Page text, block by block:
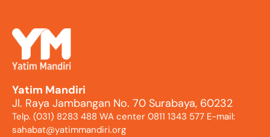
Yatim Mandiri
Jl. Raya Jambangan No. 70 Surabaya, 60232
Telp. (031) 8283 488 WA center 0811 1343 577 E-mail:
sahabat@yatimmandiri.org